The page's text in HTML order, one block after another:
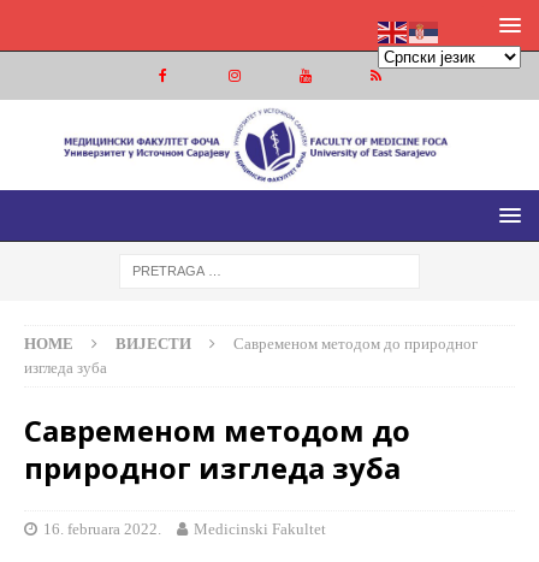
МЕДИЦИНСКИ ФАКУЛТЕТ ФОЧА
МЕДИЦИНСКИ ФАКУЛТЕТ УНИВЕРЗИТЕТА У ИСТОЧНОМ
HOME ВИЈЕСТИ
Савременом методом до природног
изгледа зуба
Савременом методом до
природног изгледа зуба
16. februara 2022. Medicinski Fakultet